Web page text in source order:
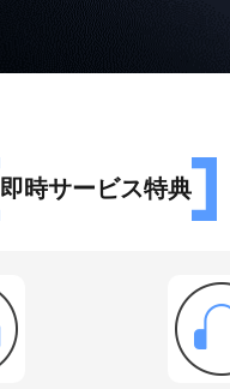
即時サービス特典